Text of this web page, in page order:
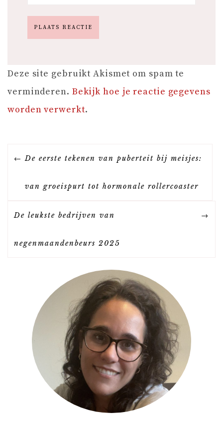
Deze site gebruikt Akismet om spam te
verminderen. Bekijk hoe je reactie gegevens
worden verwerkt.
B
R
De eerste tekenen van puberteit bij meisjes:
van groeispurt tot hormonale rollercoaster
De leukste bedrijven van
negenmaandenbeurs 2025